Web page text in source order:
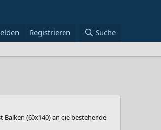
Registrieren Suche
Balken (60x140) an die bestehende